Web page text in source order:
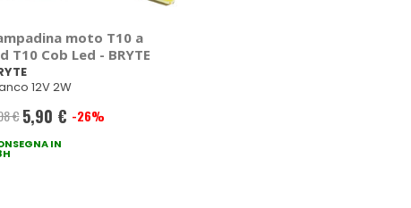
moto T10 a
T10 Cob Led - BRYTE
12V 2W
€ Prezzo
speciale
5,90 € -26%
IN